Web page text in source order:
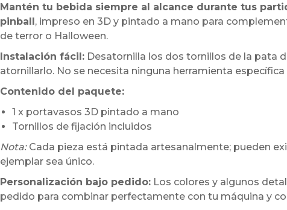
Mantén tu bebida siempre al alcance durante tus
pinball, impreso en 3D y pintado a mano para
de terror o Halloween.
Instalación fácil:Desatornilla los dos tornillos de la pata
atornillarlo. No se necesita ninguna herramienta
Contenido del paquete:
1 x portavasos 3D pintado a mano
Tornillos de fijación incluidos
Nota:Cada pieza está pintada artesanalmente; pueden
ejemplar sea único.
Personalización bajo pedido:Los colores y algunos
pedido para combinar perfectamente con tu máquina y